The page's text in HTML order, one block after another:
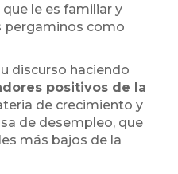
le es familiar y
pergaminos como
discurso haciendo
positivos de la
de crecimiento y
de desempleo, que
más bajos de la